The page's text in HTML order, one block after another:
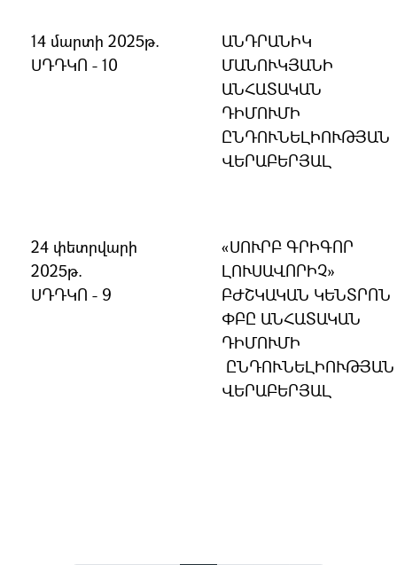
14 մարտի 2025թ.
ՍԴԴԿՈ - 10
ԱՆԴՐԱՆԻԿ
ՄԱՆՈՒԿՅԱՆԻ
ԱՆՀԱՏԱԿԱՆ
ԴԻՄՈՒՄԻ
ԸՆԴՈՒՆԵԼԻՈՒԹՅԱՆ
ՎԵՐԱԲԵՐՅԱԼ
24 փետրվարի
2025թ.
ՍԴԴԿՈ - 9
«ՍՈՒՐԲ ԳՐԻԳՈՐ
ԼՈՒՍԱՎՈՐԻՉ»
ԲԺՇԿԱԿԱՆ ԿԵՆՏՐՈՆ
ՓԲԸ ԱՆՀԱՏԱԿԱՆ
ԴԻՄՈՒՄԻ
ԸՆԴՈՒՆԵԼԻՈՒԹՅԱՆ
ՎԵՐԱԲԵՐՅԱԼ